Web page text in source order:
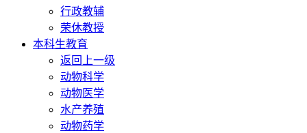
行政教辅
荣休教授
本科生教育
返回上一级
动物科学
动物医学
水产养殖
动物药学